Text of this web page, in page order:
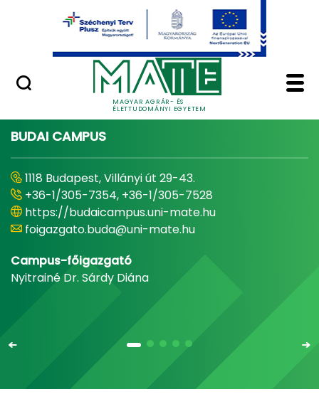
Ugrás a fő tartalomhoz
MAGYAR AGRÁR- ÉS
ÉLETTUDOMÁNYI EGYETEM
Minőségügy
Home - Magyar
BUDAI CAMPUS
1118 Budapest, Villányi út 29-43.
+36-1/305-7354, +36-1/305-7528
https://budaicampus.uni-mate.hu
foigazgato.buda@uni-mate.hu
Campus-főigazgató
Nyitrainé Dr. Sárdy Diána